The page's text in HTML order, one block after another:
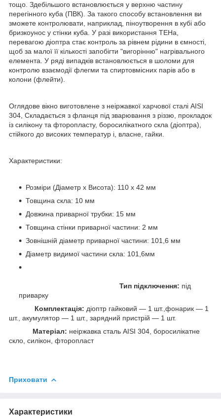
тощо. Здебільшого встановлюється у верхню частину
перегінного куба (ПВК). За такого способу встановлення ви
зможете контролювати, наприклад, піноутворення в кубі або
бризкоунос у стінки куба. У разі використання ТЕНа,
перевагою діоптра стає контроль за рівнем рідини в ємності,
щоб за малої її кількості запобігти "вигорінню" нагрівального
елемента. У ряді випадків встановлюється в шоломи для
контролю взаємодії флегми та спиртовмісних парів або в
колони (флейти).
Оглядове вікно виготовлене з неіржавкої харчової сталі AISI
304, Складається з фланця під зварювання з різзю, прокладок
із силікону та фторопласту, боросилікатного скла (діоптра),
стійкого до високих температур і, власне, гайки.
Характеристики:
Розміри (Діаметр х Висота): 110 х 42 мм
Товщина скла: 10 мм
Довжина приварної трубки: 15 мм
Товщина стінки приварної частини: 2 мм
Зовнішній діаметр приварної частини: 101,6 мм
Діаметр видимої частини скла: 101,6мм
Тип підключення: під
приварку
Комплектація: діоптр гайковий — 1 шт.,фонарик — 1
шт., акумулятор — 1 шт., зарядний пристрій — 1 шт.
Матеріал: неіржавка сталь AISI 304, боросилікатне
скло, силікон, фторопласт
Приховати
Характеристики